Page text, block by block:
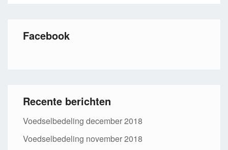
Facebook
Recente berichten
Voedselbedeling december 2018
Voedselbedeling november 2018